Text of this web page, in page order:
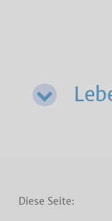
Diese Seite: